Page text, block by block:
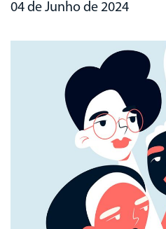
04 de Junho de 2024